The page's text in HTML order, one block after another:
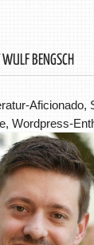
WULF BENGSCH
Aficionado,
Wordpress-